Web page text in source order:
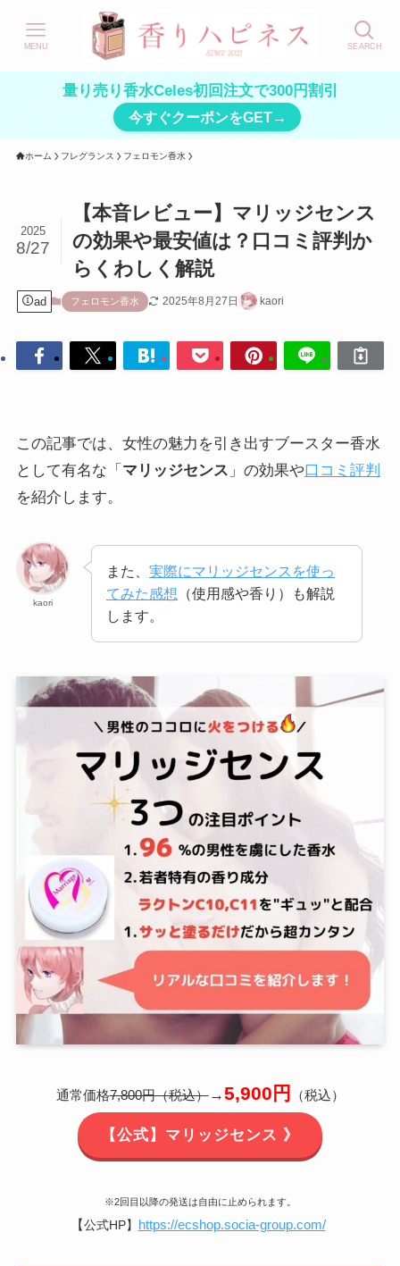
SEARCH
MENU
量り売り香水Celes初回注文で300円割引
今すぐクーポンをGET→
ホーム フレグランス フェロモン香水
【本音レビュー】マリッジセンス
の効果や最安値は？口コミ評判か
らくわしく解説
2025
8/27
ad フェロモン香水 2025年8月27日 kaori
この記事では、女性の魅力を引き出すブースター香水
として有名な「 マリッジセンス 」の効果や口コミ評判
を紹介します。
kaori
また、実際にマリッジセンスを使っ
てみた感想 （使用感や香り）も解説
します。
通常価格7,800円（税込）→5,900円 （税込）
【公式】マリッジセンス 》
※2回目以降の発送は自由に止められます。
【公式HP】 https://ecshop.socia-group.com/